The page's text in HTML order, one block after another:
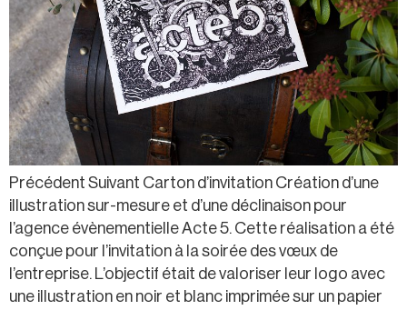
Précédent Suivant Carton d’invitation Création d’une
illustration sur-mesure et d’une déclinaison pour
l’agence évènementielle Acte 5. Cette réalisation a été
conçue pour l’invitation à la soirée des vœux de
l’entreprise. L’objectif était de valoriser leur logo avec
une illustration en noir et blanc imprimée sur un papier